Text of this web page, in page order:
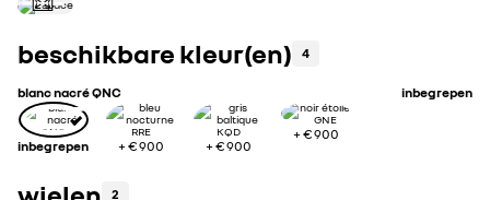
beschikbare kleur(en) 4
blanc nacré QNC inbegrepen
inbegrepen +€ 900 +€ 900
+€ 900
2